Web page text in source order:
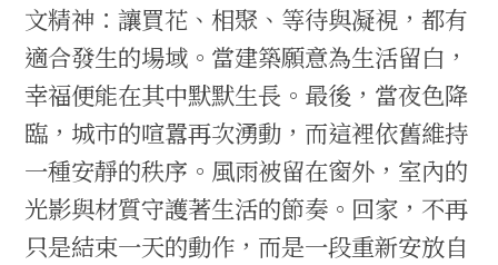
文精神：讓買花、相聚、等待與凝視，都有
適合發生的場域。當建築願意為生活留白，
幸福便能在其中默默生長。最後，當夜色降
臨，城市的喧囂再次湧動，而這裡依舊維持
一種安靜的秩序。風雨被留在窗外，室內的
光影與材質守護著生活的節奏。回家，不再
只是結束一天的動作，而是一段重新安放自